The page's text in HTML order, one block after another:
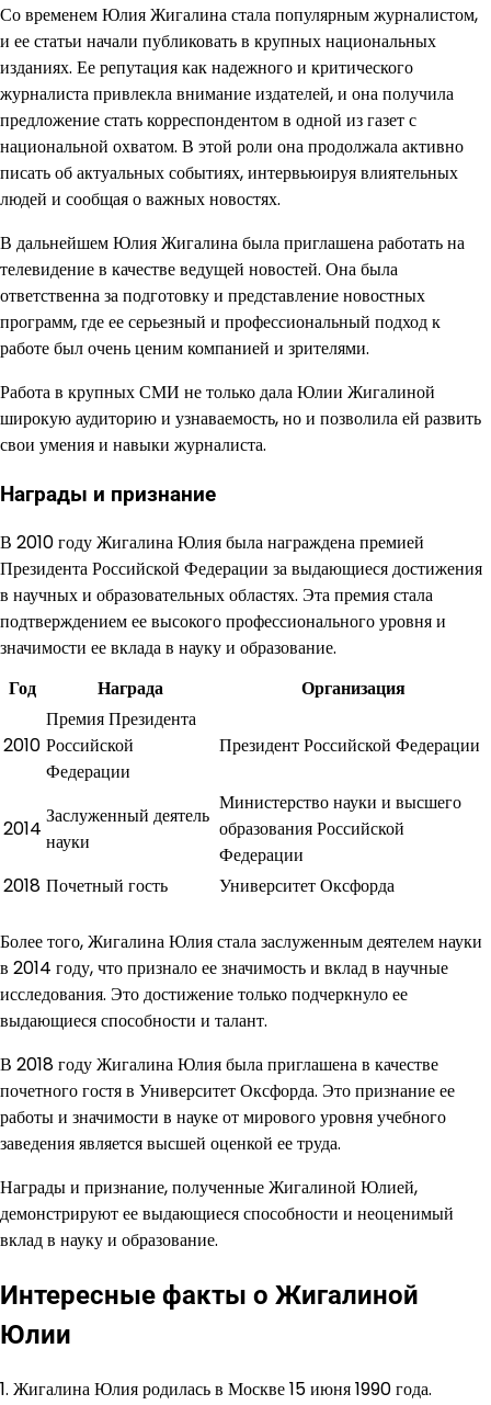
Со временем Юлия Жигалина стала популярным журналистом,
и ее статьи начали публиковать в крупных национальных
изданиях. Ее репутация как надежного и критического
журналиста привлекла внимание издателей, и она получила
предложение стать корреспондентом в одной из газет с
национальной охватом. В этой роли она продолжала активно
писать об актуальных событиях, интервьюируя влиятельных
людей и сообщая о важных новостях.
В дальнейшем Юлия Жигалина была приглашена работать на
телевидение в качестве ведущей новостей. Она была
ответственна за подготовку и представление новостных
программ, где ее серьезный и профессиональный подход к
работе был очень ценим компанией и зрителями.
Работа в крупных СМИ не только дала Юлии Жигалиной
широкую аудиторию и узнаваемость, но и позволила ей развить
свои умения и навыки журналиста.
Награды и признание
В 2010 году Жигалина Юлия была награждена премией
Президента Российской Федерации за выдающиеся достижения
в научных и образовательных областях. Эта премия стала
подтверждением ее высокого профессионального уровня и
значимости ее вклада в науку и образование.
Год
Награда Организация
2010
Премия Президента
Российской
Федерации
Президент Российской Федерации
2014
Заслуженный деятель
науки
Министерство науки и высшего
образования Российской
Федерации
2018 Почетный гость Университет Оксфорда
Более того, Жигалина Юлия стала заслуженным деятелем науки
в 2014 году, что признало ее значимость и вклад в научные
исследования. Это достижение только подчеркнуло ее
выдающиеся способности и талант.
В 2018 году Жигалина Юлия была приглашена в качестве
почетного гостя в Университет Оксфорда. Это признание ее
работы и значимости в науке от мирового уровня учебного
заведения является высшей оценкой ее труда.
Награды и признание, полученные Жигалиной Юлией,
демонстрируют ее выдающиеся способности и неоценимый
вклад в науку и образование.
Интересные факты о Жигалиной
Юлии
1. Жигалина Юлия родилась в Москве 15 июня 1990 года.